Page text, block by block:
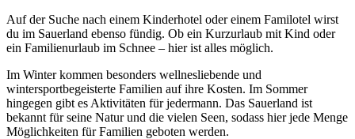
Auf der Suche nach einem Kinderhotel oder einem Familotel wirst
du im Sauerland ebenso fündig. Ob ein Kurzurlaub mit Kind oder
ein Familienurlaub im Schnee – hier ist alles möglich.
Im Winter kommen besonders wellnesliebende und
wintersportbegeisterte Familien auf ihre Kosten. Im Sommer
hingegen gibt es Aktivitäten für jedermann. Das Sauerland ist
bekannt für seine Natur und die vielen Seen, sodass hier jede Menge
Möglichkeiten für Familien geboten werden.